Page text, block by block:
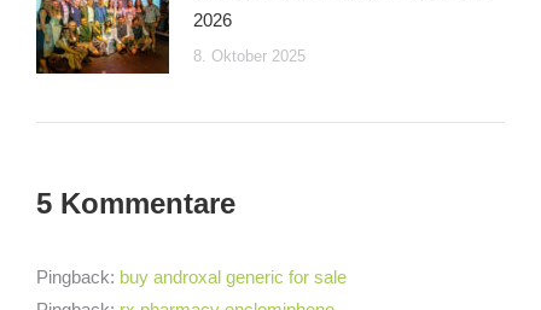
2026
8. Oktober 2025
5 Kommentare
Pingback: buy androxal generic for sale